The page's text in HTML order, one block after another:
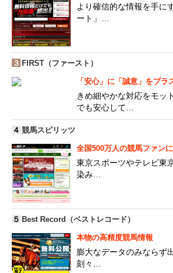
より確信的な情報を手に
ート」…
３ FIRST（ファースト）
「安心」に「誠意」をプラ
きめ細やかな対応をモッ
でも安心して…
４ 競馬スピリッツ
全国500万人の競馬ファンに
東京スポーツやテレビ東
染み…
５ Best Record（ベストレコード）
本物の高精度競馬情報
膨大なデータのみならず
刻々…